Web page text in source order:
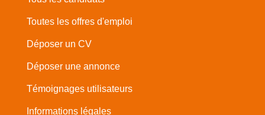
Toutes les offres d'emploi
Déposer un CV
Déposer une annonce
Témoignages utilisateurs
Informations légales